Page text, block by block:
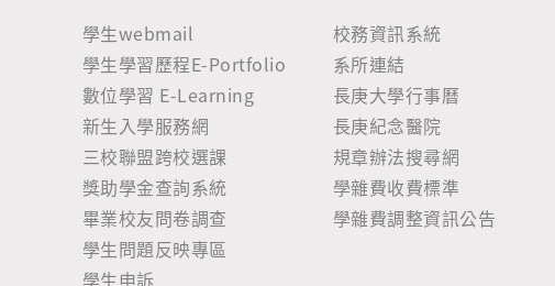
學生webmail
學生學習歷程E-Portfolio
數位學習 E-Learning
新生入學服務網
三校聯盟跨校選課
獎助學金查詢系統
畢業校友問卷調查
學生問題反映專區
學生申訴
校務資訊系統
系所連結
長庚大學行事曆
長庚紀念醫院
規章辦法搜尋網
學雜費收費標準
學雜費調整資訊公告